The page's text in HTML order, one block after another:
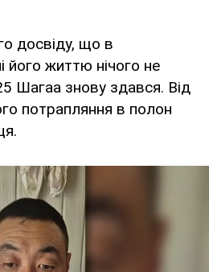
досвіду, що в
його життю нічого не
Шагаа знову здався. Від
потрапляння в полон